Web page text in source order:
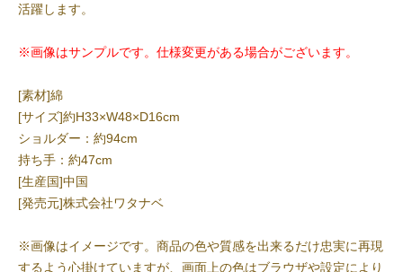
活躍します。
※画像はサンプルです。仕様変更がある場合がございます。
[素材]綿
[サイズ]約H33×W48×D16cm
ショルダー：約94cm
持ち手：約47cm
[生産国]中国
[発売元]株式会社ワタナベ
※画像はイメージです。商品の色や質感を出来るだけ忠実に再現
するよう心掛けていますが、画面上の色はブラウザや設定により